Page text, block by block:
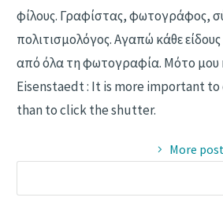
φίλους. Γραφίστας, φωτογράφος,
πολιτισμολόγος. Αγαπώ κάθε
από όλα τη φωτογραφία. Μότο μου
Eisenstaedt : It is more important
than to click the shutter.
More